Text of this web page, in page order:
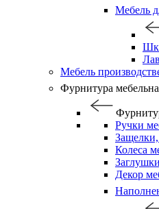
Мебель
Мебель
Фурнитура
Ручки
Колеса
Декор